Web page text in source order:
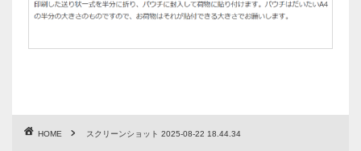
HOME スクリーンショット 2025-08-22 18.44.34